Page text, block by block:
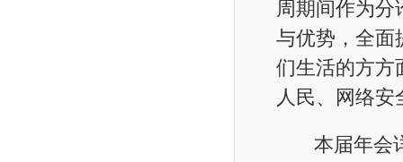
周期间作为分
与优势，全面
们生活的方方
人民、网络
本届年会详